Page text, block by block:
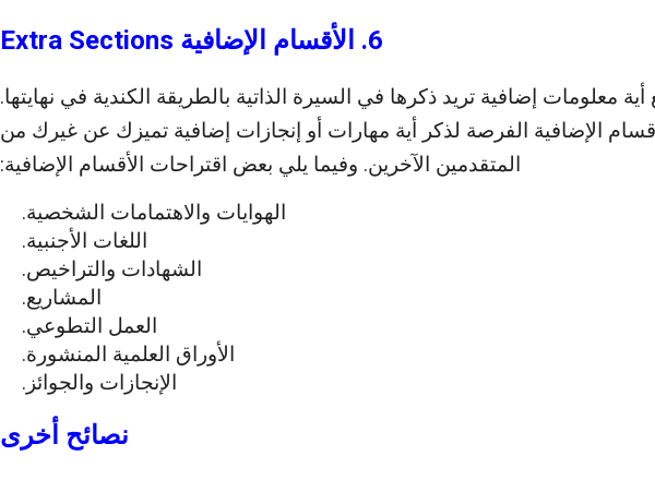
6. الأقسام الإضافية Extra Sections
معلومات إضافية تريد ذكرها في السيرة الذاتية بالطريقة الكندية في نهايتها.
الإضافية الفرصة لذكر أية مهارات أو إنجازات إضافية تميزك عن غيرك من
المتقدمين الآخرين. وفيما يلي بعض اقتراحات الأقسام الإضافية:
الهوايات والاهتمامات الشخصية.
اللغات الأجنبية.
الشهادات والتراخيص.
المشاريع.
العمل التطوعي.
الأوراق العلمية المنشورة.
الإنجازات والجوائز.
نصائح أخرى